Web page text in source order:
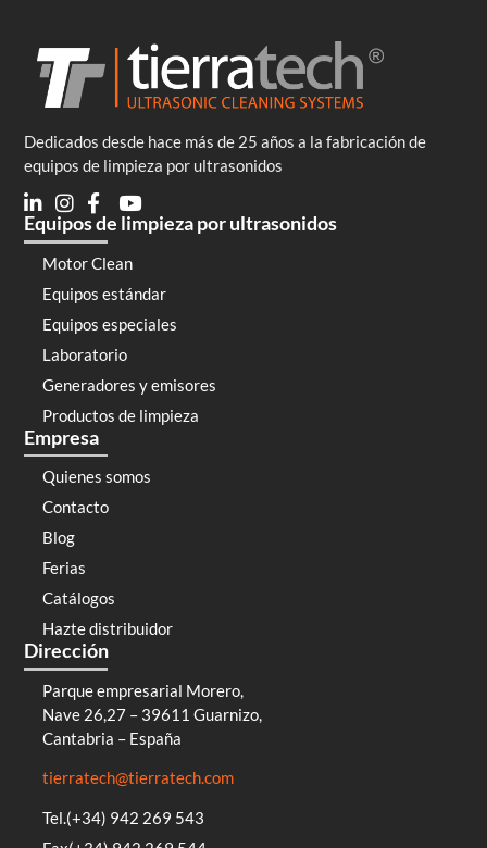
Dedicados desde hace más de 25 años a la fabricación de
equipos de limpieza por ultrasonidos
Equipos de limpieza por ultrasonidos
Motor Clean
Equipos estándar
Equipos especiales
Laboratorio
Generadores y emisores
Productos de limpieza
Empresa
Quienes somos
Contacto
Blog
Ferias
Catálogos
Hazte distribuidor
Dirección
Parque empresarial Morero,
Nave 26,27 – 39611 Guarnizo,
Cantabria – España
tierratech@tierratech.com
Tel.(+34) 942 269 543